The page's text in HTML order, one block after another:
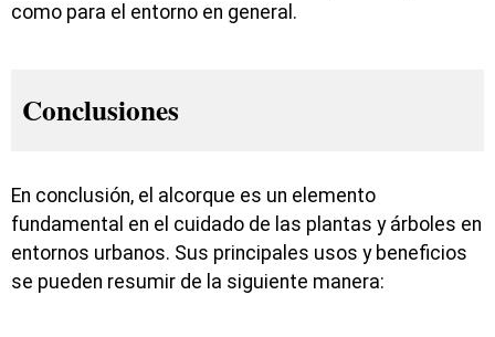
como para el entorno en general.
Conclusiones
En conclusión, el alcorque es un elemento
fundamental en el cuidado de las plantas y árboles en
entornos urbanos. Sus principales usos y beneficios
se pueden resumir de la siguiente manera: